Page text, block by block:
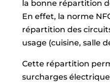
la bonne répartition
En effet, la norme
répartition des
usage (cuisine, salle
Cette répartition
surcharges